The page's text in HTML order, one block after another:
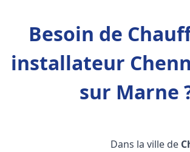
Besoin de
installateur
sur Marne
Dans la ville de